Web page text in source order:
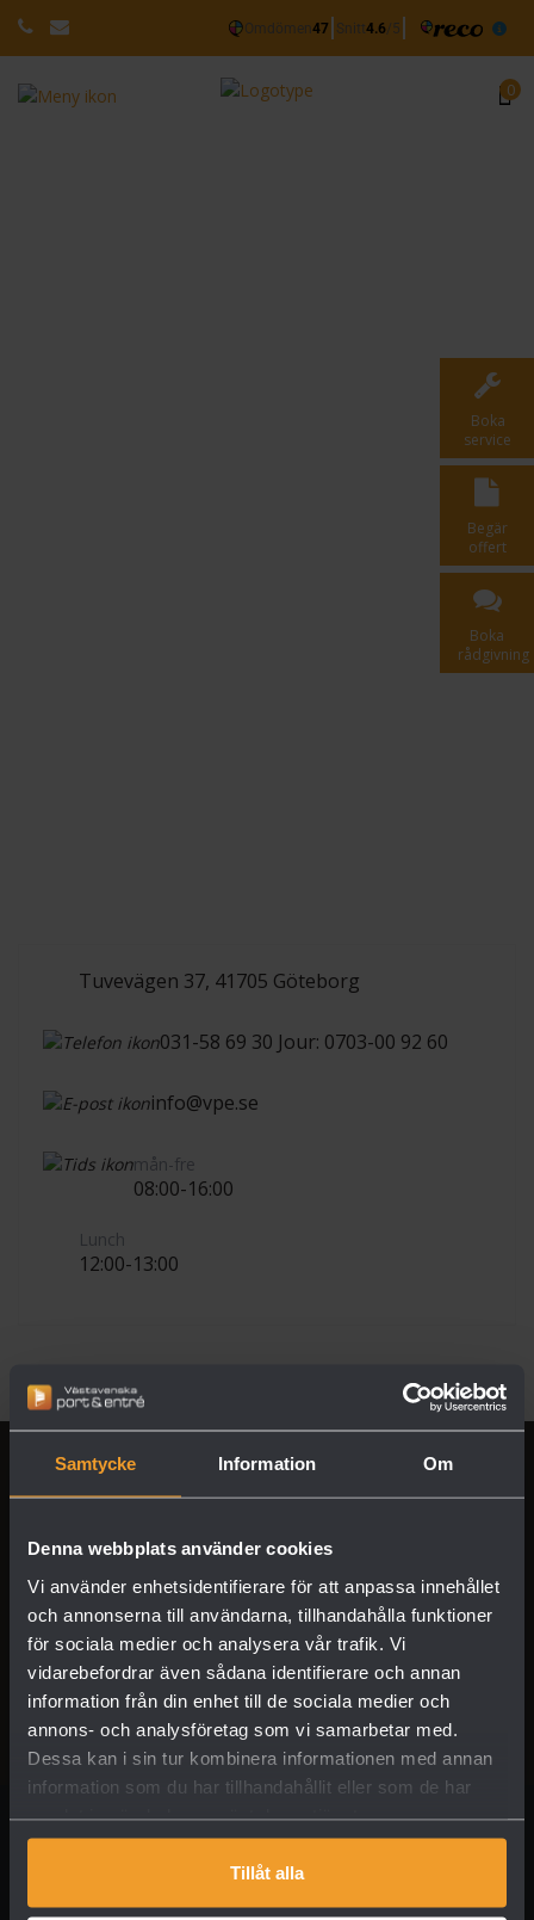
Samtycke Information Om
Denna webbplats använder cookies
Vi använder enhetsidentifierare för att anpassa innehållet
och annonserna till användarna, tillhandahålla funktioner
för sociala medier och analysera vår trafik. Vi
vidarebefordrar även sådana identifierare och annan
information från din enhet till de sociala medier och
annons- och analysföretag som vi samarbetar med.
Dessa kan i sin tur kombinera informationen med annan
information som du har tillhandahållit eller som de har
samlat in när du har använt deras tjänster.
Tillåt alla
Boka
rådgivning
Begär
offert
Boka
service
0
Tuvevägen 37, 41705 Göteborg
031-58 69 30 Jour: 0703-00 92 60
info@vpe.se
mån-fre
08:00-16:00
Lunch
12:00-13:00
Sedan starten 1989 har vårt mål varit att erbjuda dig